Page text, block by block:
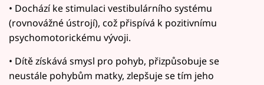
• Dochází ke stimulaci vestibulárního systému
(rovnovážné ústrojí), což přispívá k pozitivnímu
psychomotorickému vývoji.
• Dítě získává smysl pro pohyb, přizpůsobuje se
neustále pohybům matky, zlepšuje se tím jeho